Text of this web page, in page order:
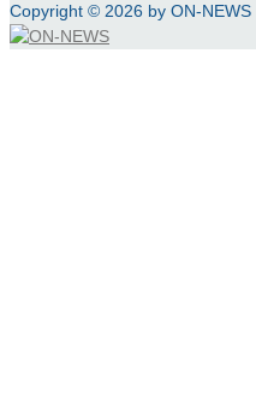
Copyright © 2026 by ON-NEWS